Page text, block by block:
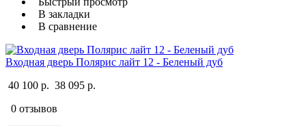
В закладки
В сравнение
Входная дверь Полярис лайт 12 - Беленый дуб
40 100 р. 38 095 р.
0 отзывов